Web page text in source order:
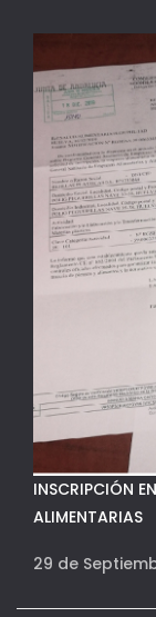
INSCRIPCIÓN
ALIMENTARIAS
29 de